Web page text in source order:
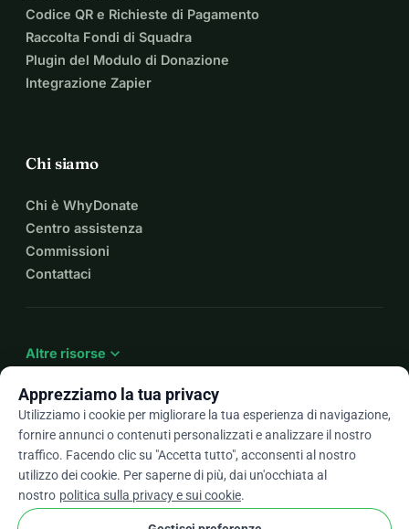
Codice QR e Richieste di Pagamento
Raccolta Fondi di Squadra
Plugin del Modulo di Donazione
Integrazione Zapier
Chi siamo
Chi è WhyDonate
Centro assistenza
Commissioni
Contattaci
Altre risorse expand_more
It arrow_drop_down
★★★★★4,9 / 5 basato su oltre 500 recensioni
Apprezziamo la tua privacy
Utilizziamo i cookie per migliorare la tua esperienza di navigazione,
fornire annunci o contenuti personalizzati e analizzare il nostro
traffico. Facendo clic su "Accetta tutto", acconsenti al nostro
utilizzo dei cookie. Per saperne di più, dai un'occhiata al
nostro politica sulla privacy e sui cookie.